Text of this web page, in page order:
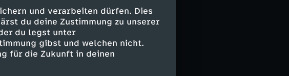
und verarbeiten dürfen. Dies
du deine Zustimmung zu unserer
du legst unter
gibst und welchen nicht.
für die Zukunft in deinen
Sie im moma café einen